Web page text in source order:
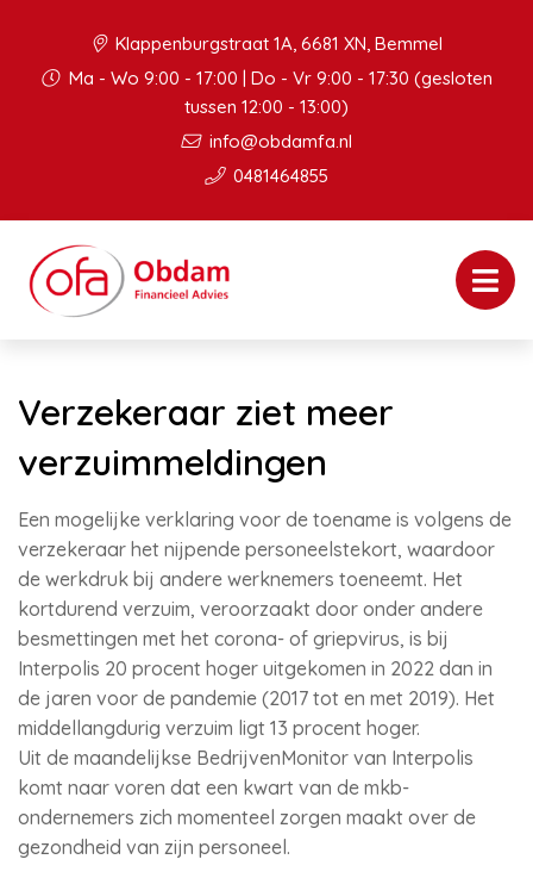
Klappenburgstraat 1A, 6681 XN, Bemmel
Ma - Wo 9:00 - 17:00 | Do - Vr 9:00 - 17:30 (gesloten
tussen 12:00 - 13:00)
info@obdamfa.nl
0481464855
Verzekeraar ziet meer
verzuimmeldingen
Een mogelijke verklaring voor de toename is volgens de
verzekeraar het nijpende personeelstekort, waardoor
de werkdruk bij andere werknemers toeneemt. Het
kortdurend verzuim, veroorzaakt door onder andere
besmettingen met het corona- of griepvirus, is bij
Interpolis 20 procent hoger uitgekomen in 2022 dan in
de jaren voor de pandemie (2017 tot en met 2019). Het
middellangdurig verzuim ligt 13 procent hoger.
Uit de maandelijkse BedrijvenMonitor van Interpolis
komt naar voren dat een kwart van de mkb-
ondernemers zich momenteel zorgen maakt over de
gezondheid van zijn personeel.